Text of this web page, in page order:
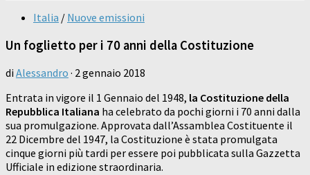
Italia / Nuove emissioni
Un foglietto per i 70 anni della Costituzione
di Alessandro · 2 gennaio 2018
Entrata in vigore il 1 Gennaio del 1948, la Costituzione della
Repubblica Italiana ha celebrato da pochi giorni i 70 anni dalla
sua promulgazione. Approvata dall’Assamblea Costituente il
22 Dicembre del 1947, la Costituzione è stata promulgata
cinque giorni più tardi per essere poi pubblicata sulla Gazzetta
Ufficiale in edizione straordinaria.